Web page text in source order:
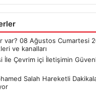
var? 08 Ağustos Cumartesi
ve kanalları
İle Çevrim içi İletişimin
Salah Hareketli